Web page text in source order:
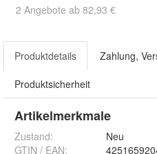
2 Angebote ab 82,93 €
Produktdetails Zahlung,
Produktsicherheit
Artikelmerkmale
Zustand:
Neu
GTIN / EAN: